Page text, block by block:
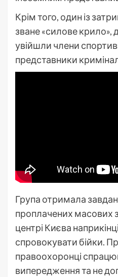
Крім того, один із
зване «силове крило»,
увійшли члени
представники
Група отримала
проплачених масових
центрі Києва
спровокувати бійки.
правоохоронці
випередження та не